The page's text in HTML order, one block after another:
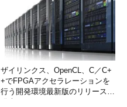
ザイリンクス、OpenCL、C／C+
+でFPGAアクセラレーションを
行う開発環境最新版のリリースを